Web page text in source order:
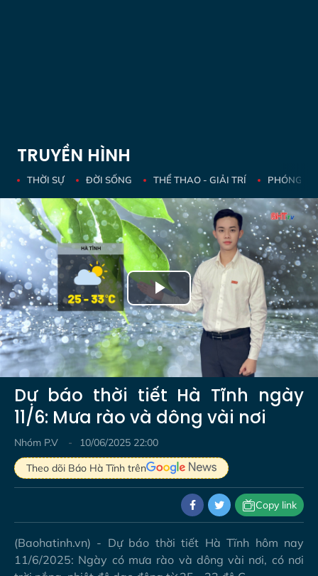
TRUYỀN HÌNH
THỜI SỰ ĐỜI SỐNG THỂ THAO - GIẢI TRÍ PHÓNG
Play
Video
Dự báo thời tiết Hà Tĩnh ngày
11/6: Mưa rào và dông vài nơi
Nhóm P.V
10/06/2025 22:00
Theo dõi Báo Hà Tĩnh trên
Copy link
(Baohatinh.vn) - Dự báo thời tiết Hà Tĩnh hôm nay
11/6/2025: Ngày có mưa rào và dông vài nơi, có nơi